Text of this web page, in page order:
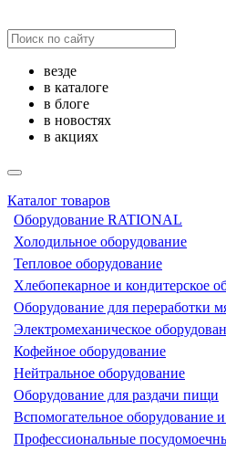
везде
в каталоге
в блоге
в новостях
в акциях
Каталог товаров
Оборудование RATIONAL
Холодильное оборудование
Тепловое оборудование
Хлебопекарное и кондитерское
Оборудование для переработки
Электромеханическое
Кофейное оборудование
Нейтральное оборудование
Оборудование для раздачи пищи
Вспомогательное оборудование
Профессиональные